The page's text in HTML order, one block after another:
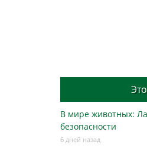
В мире животных:
безопасности
6 дней назад